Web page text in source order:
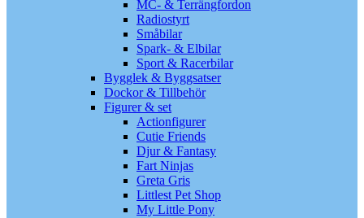
MC- & Terrängfordon
Radiostyrt
Småbilar
Spark- & Elbilar
Sport & Racerbilar
Bygglek & Byggsatser
Dockor & Tillbehör
Figurer & set
Actionfigurer
Cutie Friends
Djur & Fantasy
Fart Ninjas
Greta Gris
Littlest Pet Shop
My Little Pony